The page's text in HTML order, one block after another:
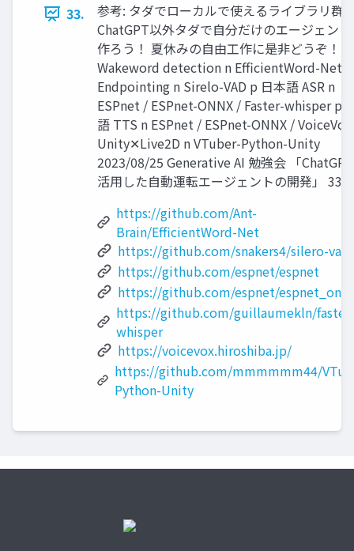
33.
参考: タダでローカルで使えるライブラリ群
ChatGPT以外タダで自分だけのエージェン
作ろう！ 夏休みの自由工作に是非どうぞ！ p
Wakeword detection n EfficientWord-Net p
Endpointing n Sirelo-VAD p 日本語 ASR n
ESPnet / ESPnet-ONNX / Faster-whisper p
語 TTS n ESPnet / ESPnet-ONNX /
Unity✕Live2D n VTuber-Python-Unity
2023/08/25 Generative AI 勉強会 「
活用した自動運転エージェントの開発」 33
https://github.com/Ant-
Brain/EfficientWord-Net
https://github.com/snakers4/silero-vad
https://github.com/espnet/espnet
https://github.com/espnet/espnet_onnx
https://github.com/guillaumekln/
whisper
https://voicevox.hiroshiba.jp/
https://github.com/mmmmmm44/
Python-Unity